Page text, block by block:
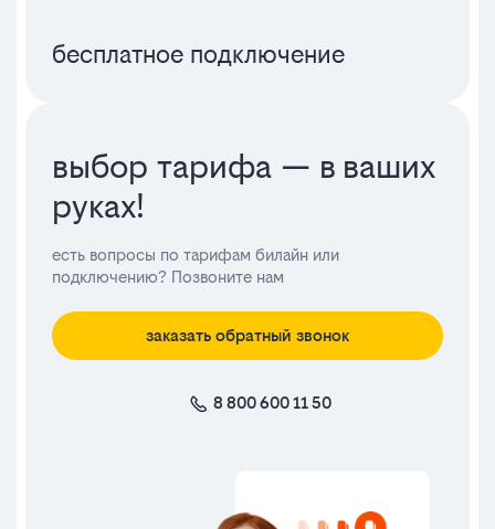
бесплатное подключение
выбор тарифа — в ваших
руках!
есть вопросы по тарифам билайн или
подключению? Позвоните нам
заказать обратный звонок
8 800 600 11 50